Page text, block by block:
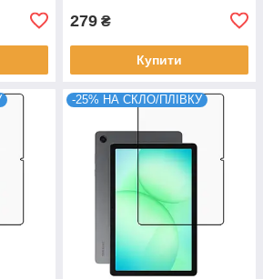
279 ₴
Купити
-25% НА СКЛО/ПЛІВКУ